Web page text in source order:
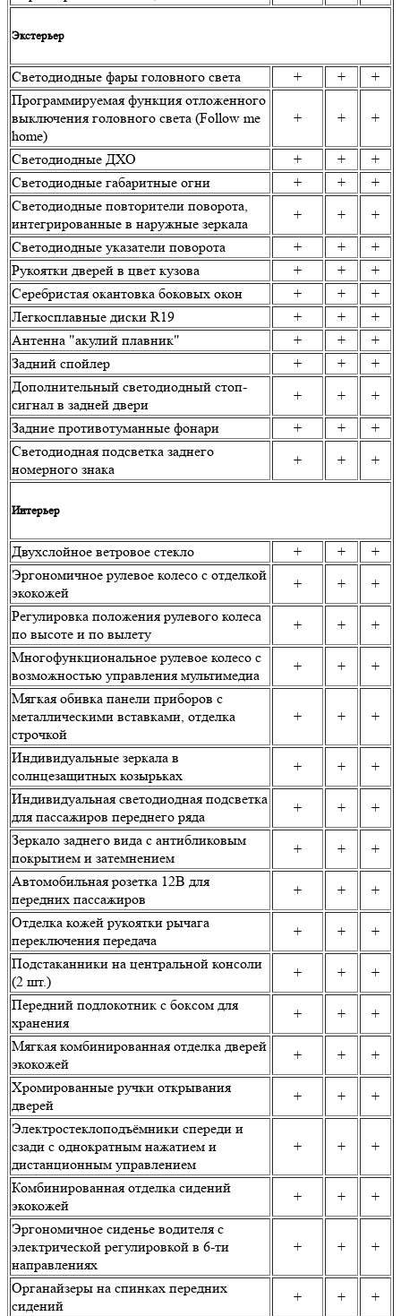
Экстерьер
Светодиодные фары головного света + +
+
Программируемая функция отложенного
выключения головного света (Follow me
home)
+ + +
Светодиодные ДХО + +
+
Светодиодные габаритные огни
+ +
+
Светодиодные повторители поворота,
интегрированные в наружные зеркала
+ +
+
Светодиодные указатели поворота
+ +
+
Рукоятки дверей в цвет кузова
+ +
+
Серебристая окантовка боковых окон
+ +
+
Легкосплавные диски R19
+ +
+
Антенна "акулий плавник"
+ +
+
Задний спойлер
+ +
+
Дополнительный светодиодный стоп-
сигнал в задней двери
+ +
+
Задние противотуманные фонари
+ +
+
Светодиодная подсветка заднего
номерного знака
+ + +
Интерьер
Двухслойное ветровое стекло + +
+
Эргономичное рулевое колесо с отделкой
экокожей
+ +
+
Регулировка положения рулевого колеса
по высоте и по вылету
+ +
+
Многофункциональное рулевое колесо с
возможностью управления мультимедиа
+ +
+
Мягкая обивка панели приборов с
металлическими вставками, отделка
строчкой
+ + +
Индивидуальные зеркала в
солнцезащитных козырьках
+ +
+
Индивидуальная светодиодная подсветка
для пассажиров переднего ряда
+ +
+
Зеркало заднего вида с антибликовым
покрытием и затемнением
+ +
+
Автомобильная розетка 12В для
передних пассажиров
+ +
+
Отделка кожей рукоятки рычага
переключения передача
+ +
+
Подстаканники на центральной консоли
(2 шт.)
+ +
+
Передний подлокотник с боксом для
хранения
+ +
+
Мягкая комбинированная отделка дверей
экокожей
+ +
+
Хромированные ручки открывания
дверей
+ +
+
Электростеклоподъёмники спереди и
сзади с однократным нажатием и
дистанционным управлением
+ + +
Комбинированная отделка сидений
экокожей
+ +
+
Эргономичное сиденье водителя с
электрической регулировкой в 6-ти
направлениях
+ + +
Органайзеры на спинках передних
сидений
+ +
+